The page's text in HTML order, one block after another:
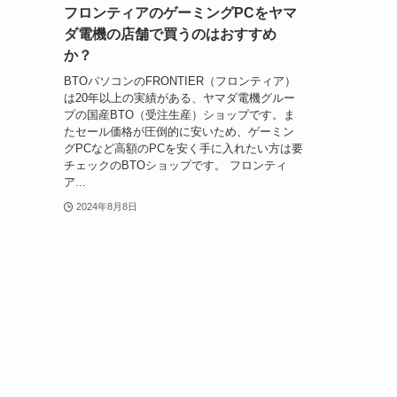
フロンティアのゲーミングPCをヤマ
ダ電機の店舗で買うのはおすすめ
か？
BTOパソコンのFRONTIER（フロンティア）
は20年以上の実績がある、ヤマダ電機グルー
プの国産BTO（受注生産）ショップです。ま
たセール価格が圧倒的に安いため、ゲーミン
グPCなど高額のPCを安く手に入れたい方は要
チェックのBTOショップです。 フロンティ
ア...
2024年8月8日